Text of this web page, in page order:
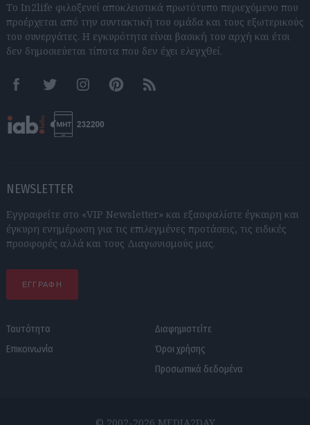
Το In2life φιλοξενεί αποκλειστικά πρωτότυπο περιεχόμενο που
προέρχεται από την συντακτική του ομάδα και τους εξωτερικούς
του συνεργάτες. Η εγκυρότητα είναι βασική του αρχή και έτσι
δεν δημοσιεύεται τίποτα που δεν έχει ελεγχθεί.
FacebookTwitter InstagramPinterestRSS feeds
NEWSLETTER
Εγγραφείτε στο «VIP Newsletter» και εξασφαλίστε έγκαιρη και
έγκυρη ενημέρωση για τις επιλεγμένες προτάσεις, τις ειδικές
προσφορές αλλά και τους Διαγωνισμούς μας.
ΕΓΓΡΑΦΗ
Ταυτότητα
Επικοινωνία
Διαφημιστείτε
Όροι χρήσης
Προσωπικά δεδομένα